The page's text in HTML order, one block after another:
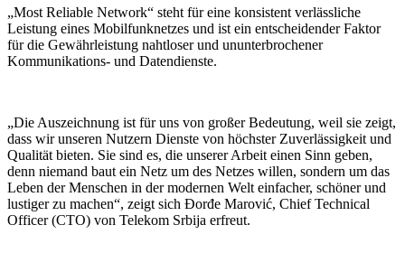
„Most Reliable Network“ steht für eine konsistent verlässliche
Leistung eines Mobilfunknetzes und ist ein entscheidender Faktor
für die Gewährleistung nahtloser und ununterbrochener
Kommunikations- und Datendienste.
„Die Auszeichnung ist für uns von großer Bedeutung, weil sie zeigt,
dass wir unseren Nutzern Dienste von höchster Zuverlässigkeit und
Qualität bieten. Sie sind es, die unserer Arbeit einen Sinn geben,
denn niemand baut ein Netz um des Netzes willen, sondern um das
Leben der Menschen in der modernen Welt einfacher, schöner und
lustiger zu machen“, zeigt sich Đorđe Marović, Chief Technical
Officer (CTO) von Telekom Srbija erfreut.